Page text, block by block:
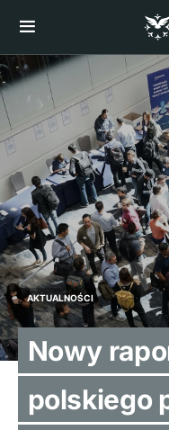
AKTUALNOŚCI
Nowy
polskiego